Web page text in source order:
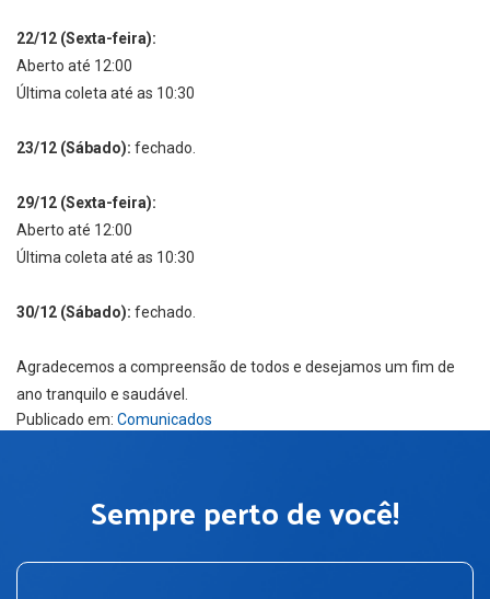
22/12 (Sexta-feira):
Aberto até 12:00
Última coleta até as 10:30
23/12 (Sábado): fechado.
29/12 (Sexta-feira):
Aberto até 12:00
Última coleta até as 10:30
30/12 (Sábado): fechado.
Agradecemos a compreensão de todos e desejamos um fim de
ano tranquilo e saudável.
Publicado em: Comunicados
Sempre perto de você!